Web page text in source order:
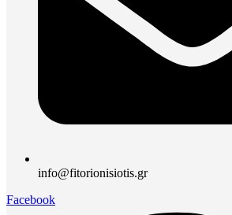
info@fitorionisiotis.gr
Facebook